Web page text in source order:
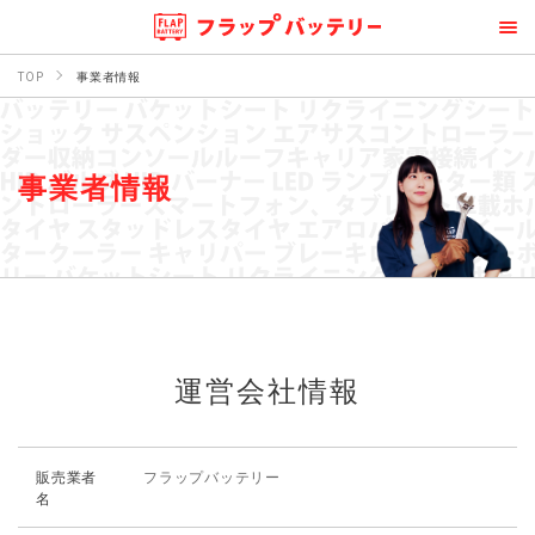
TOP 事業者情報
事業者情報
運営会社情報
販売業者
名
フラップバッテリー